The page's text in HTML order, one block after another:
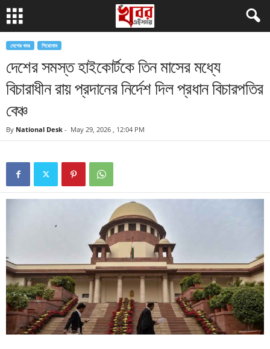
দেশের খবর শিরোনাম
দেশের সমস্ত হাইকোর্টকে তিন মাসের মধ্যে
বিচারাধীন রায় প্রদানের নির্দেশ দিল প্রধান বিচারপতির
বেঞ্চ
By National Desk - May 29, 2026 , 12:04 PM